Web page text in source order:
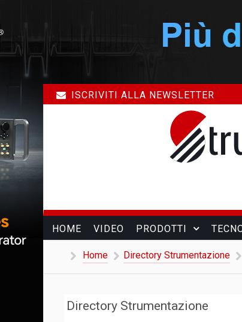
ISCRIVITI ALLA NEWSLETTER
HOME VIDEO PRODOTTI
Home Directory Strumentazione
Directory Strumentazione